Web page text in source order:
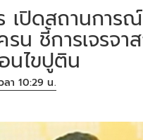
เปิดสถานการ
รน ชี้การเจรจา
นไขปูติน
า 10:29 น.